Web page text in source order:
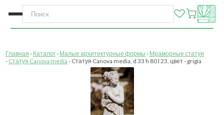
Главная Каталог Малые архитектурные формы
Мраморные статуи
Cтатуя Canova media
Cтатуя Canova media, d 33 h 80 l 23, цвет - grigia